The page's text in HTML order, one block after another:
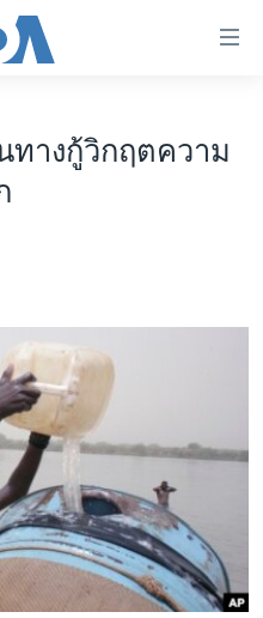
ทางกู้วิกฤตความ